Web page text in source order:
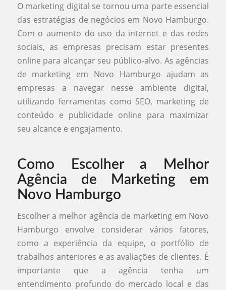
O marketing digital se tornou uma parte essencial
das estratégias de negócios em Novo Hamburgo.
Com o aumento do uso da internet e das redes
sociais, as empresas precisam estar presentes
online para alcançar seu público-alvo. As agências
de marketing em Novo Hamburgo ajudam as
empresas a navegar nesse ambiente digital,
utilizando ferramentas como SEO, marketing de
conteúdo e publicidade online para maximizar
seu alcance e engajamento.
Como Escolher a Melhor
Agência de Marketing em
Novo Hamburgo
Escolher a melhor agência de marketing em Novo
Hamburgo envolve considerar vários fatores,
como a experiência da equipe, o portfólio de
trabalhos anteriores e as avaliações de clientes. É
importante que a agência tenha um
entendimento profundo do mercado local e das